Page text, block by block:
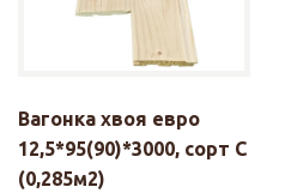
Вагонка хвоя евро
12,5*95(90)*3000, сорт С
(0,285м2)